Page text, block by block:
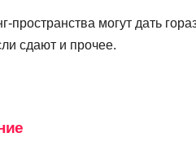
пространства могут дать
сдают и прочее.